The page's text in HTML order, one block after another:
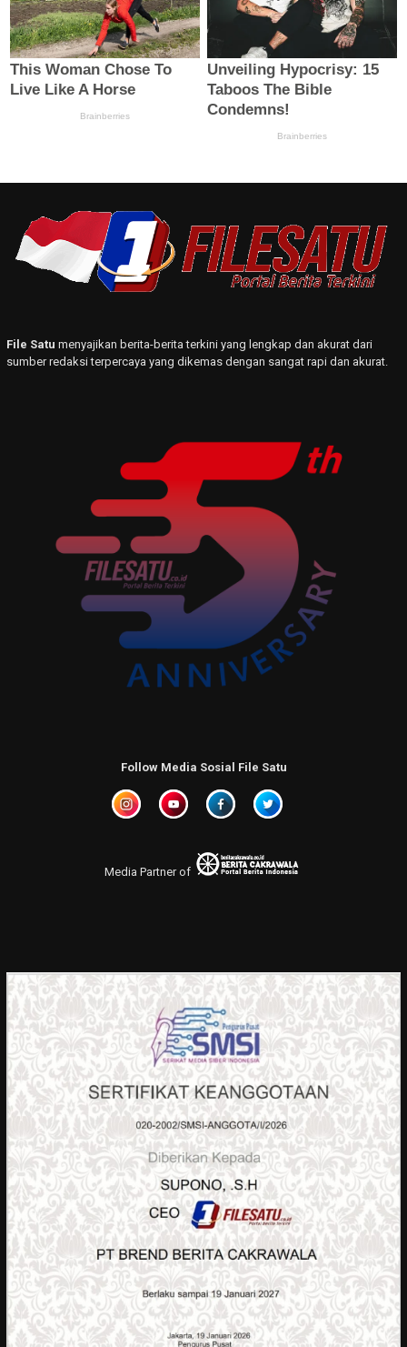
File Satu menyajikan berita-berita terkini yang lengkap dan akurat dari
sumber redaksi terpercaya yang dikemas dengan sangat rapi dan akurat.
Follow Media Sosial File Satu
Media Partner of